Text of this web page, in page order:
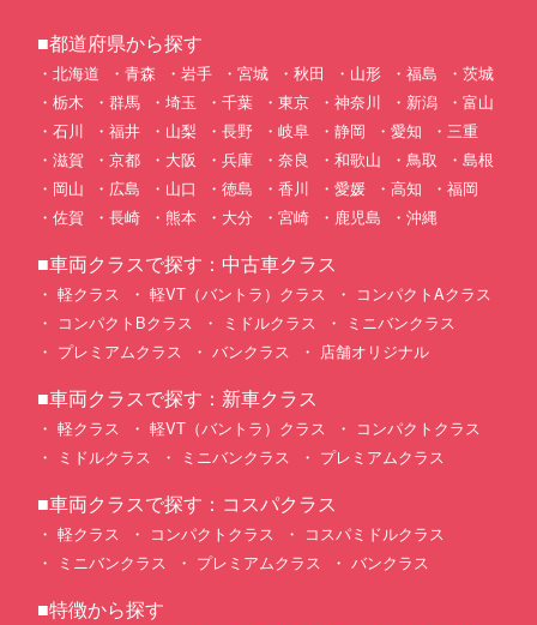
■都道府県から探す
北海道 青森 岩手 宮城 秋田 山形 福島
茨城
栃木
群馬 埼玉 千葉 東京 神奈川 新潟
富山
石川
福井 山梨 長野 岐阜 静岡 愛知
三重
滋賀
京都 大阪 兵庫 奈良 和歌山 鳥取
島根
岡山
広島 山口 徳島 香川 愛媛 高知
福岡
佐賀
長崎 熊本 大分 宮崎 鹿児島 沖縄
■車両クラスで探す：中古車クラス
軽クラス 軽VT（バントラ）クラス
コンパクトAクラス
コンパクトBクラス
ミドルクラス
ミニバンクラス
プレミアムクラス
バンクラス 店舗オリジナル
■車両クラスで探す：新車クラス
軽クラス 軽VT（バントラ）クラス
コンパクトクラス
ミドルクラス
ミニバンクラス プレミアムクラス
■車両クラスで探す：コスパクラス
軽クラス コンパクトクラス
コスパミドルクラス
ミニバンクラス
プレミアムクラス バンクラス
■特徴から探す